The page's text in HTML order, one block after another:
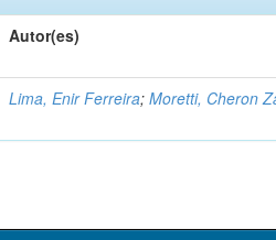
Autor(es)
Lima, Enir Ferreira;Moretti, Cheron